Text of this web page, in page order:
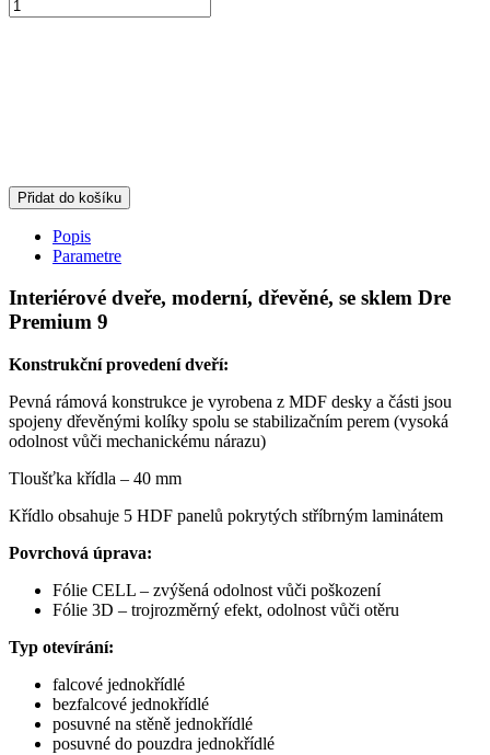
Přidat do košíku
Popis
Parametre
Interiérové dveře, moderní, dřevěné, se sklem Dre
Premium 9
Konstrukční provedení dveří:
Pevná rámová konstrukce je vyrobena z MDF desky a části jsou
spojeny dřevěnými kolíky spolu se stabilizačním perem (vysoká
odolnost vůči mechanickému nárazu)
Tloušťka křídla – 40 mm
Křídlo obsahuje 5 HDF panelů pokrytých stříbrným laminátem
Povrchová úprava:
Fólie CELL – zvýšená odolnost vůči poškození
Fólie 3D – trojrozměrný efekt, odolnost vůči otěru
Typ otevírání:
falcové jednokřídlé
bezfalcové jednokřídlé
posuvné na stěně jednokřídlé
posuvné do pouzdra jednokřídlé